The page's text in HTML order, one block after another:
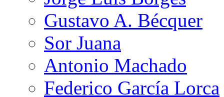
Gustavo A. Bécquer
Sor Juana
Antonio Machado
Federico García Lorca